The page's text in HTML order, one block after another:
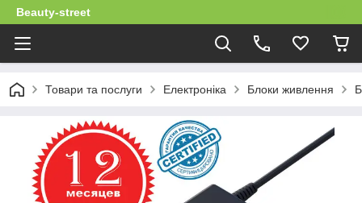
Beauty-street
Товари та послуги Електроніка Блоки живлення